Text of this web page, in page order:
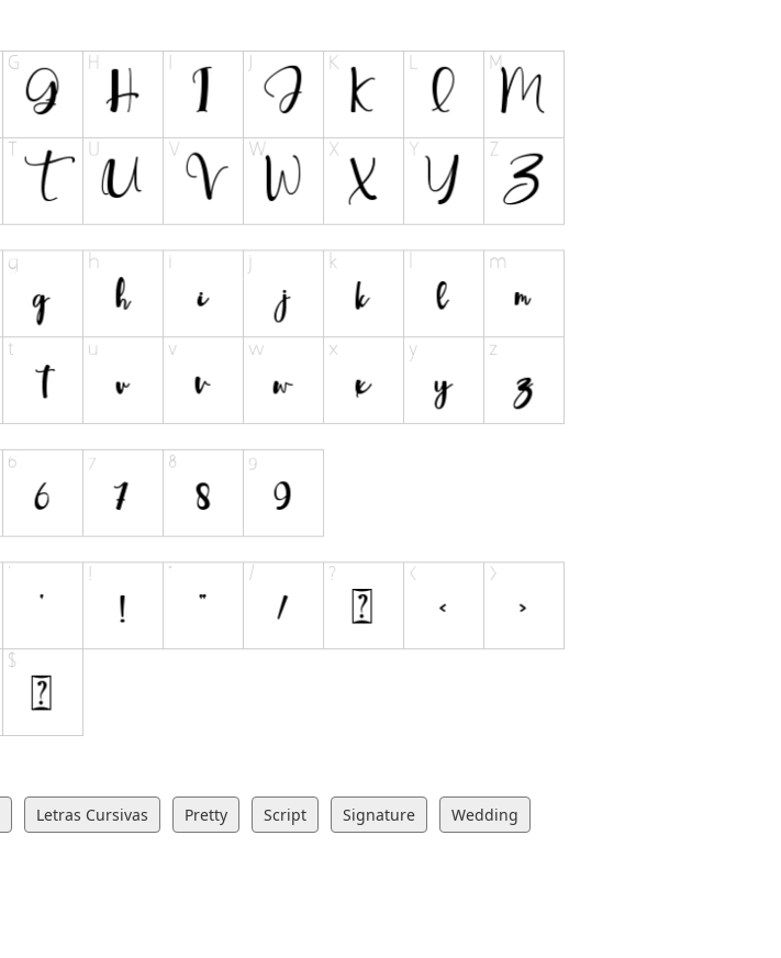
Letras Cursivas Pretty Script Signature Wedding